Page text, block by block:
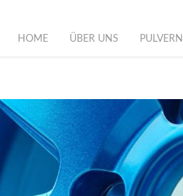
HOME ÜBER UNS PULVERN